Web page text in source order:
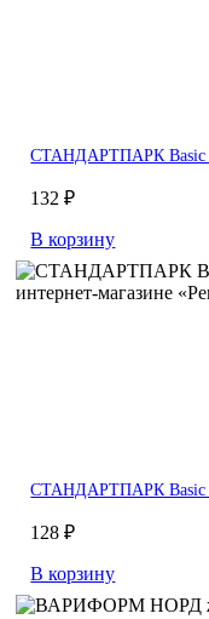
СТАНДАРТПАРК Basic
132 ₽
В корзину
СТАНДАРТПАРК Basic
128 ₽
В корзину